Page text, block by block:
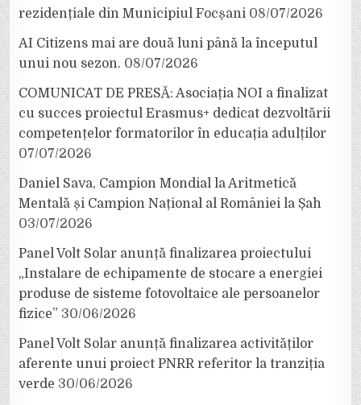
rezidențiale din Municipiul Focșani 08/07/2026
AI Citizens mai are două luni până la începutul
unui nou sezon. 08/07/2026
COMUNICAT DE PRESĂ: Asociația NOI a finalizat
cu succes proiectul Erasmus+ dedicat dezvoltării
competențelor formatorilor în educația adulților
07/07/2026
Daniel Sava, Campion Mondial la Aritmetică
Mentală și Campion Național al României la Șah
03/07/2026
Panel Volt Solar anunță finalizarea proiectului
„Instalare de echipamente de stocare a energiei
produse de sisteme fotovoltaice ale persoanelor
fizice” 30/06/2026
Panel Volt Solar anunță finalizarea activităților
aferente unui proiect PNRR referitor la tranziția
verde 30/06/2026